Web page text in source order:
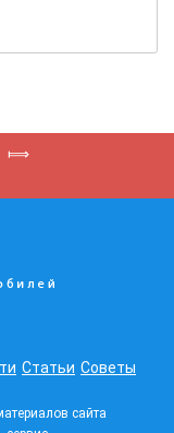
⟾
Статьи Советы
сайта